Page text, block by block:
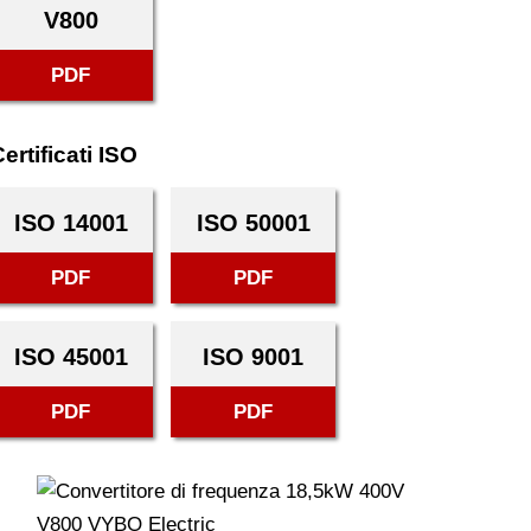
V800
PDF
ISO
ISO 14001
PDF
ISO 50001
PDF
ISO 45001
PDF
ISO 9001
PDF